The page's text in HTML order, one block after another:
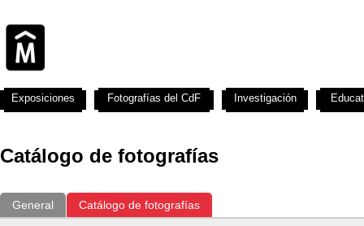
Catálogo de fotografías
General Catálogo de fotografías
Exposiciones Fotografías del CdF Investigación